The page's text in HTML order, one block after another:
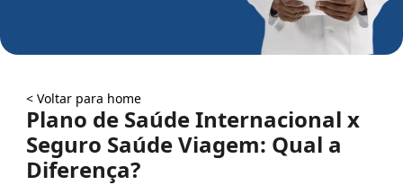
< Voltar para home
Plano de Saúde Internacional x
Seguro Saúde Viagem: Qual a
Diferença?